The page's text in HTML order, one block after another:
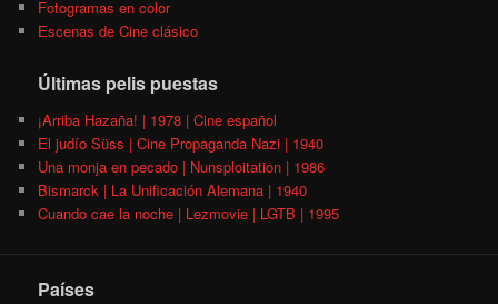
Fotogramas en color
Escenas de Cine clásico
Últimas pelis puestas
¡Arriba Hazaña! | 1978 | Cine español
El judío Süss | Cine Propaganda Nazi | 1940
Una monja en pecado | Nunsploitation | 1986
Bismarck | La Unificación Alemana | 1940
Cuando cae la noche | Lezmovie | LGTB | 1995
Países